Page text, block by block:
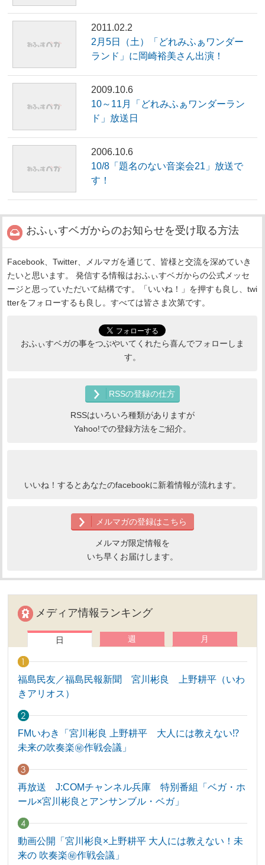
2011.02.2
2月5日（土）「どれみふぁワンダー
ランド」に岡崎裕美さん出演！
2009.10.6
10～11月「どれみふぁワンダーラン
ド」放送日
2006.10.6
10/8「題名のない音楽会21」放送で
す！
おふぃすベガからのお知らせを受け取る方法
Facebook、Twitter、メルマガを通じて、皆様と交流を深めていき
たいと思います。 発信する情報はおふぃすベガからの公式メッセ
ージと思っていただいて結構です。「いいね！」を押すも良し、twi
tterをフォローするも良し。すべては皆さま次第です。
おふぃすベガの事をつぶやいてくれたら喜んでフォローしま
す。
RSSの登録の仕方
RSSはいろいろ種類がありますが
Yahoo!での登録方法をご紹介。
いいね！するとあなたのfacebookに新着情報が流れます。
メルマガの登録はこちら
メルマガ限定情報を
いち早くお届けします。
メディア情報ランキング
日 週 月
福島民友／福島民報新聞 宮川彬良 上野耕平（いわ
きアリオス）
FMいわき「宮川彬良 上野耕平 大人には教えない⁉
未来の吹奏楽㊙作戦会議」
再放送 J:COMチャンネル兵庫 特別番組「ベガ・ホ
ール×宮川彬良とアンサンブル・ベガ」
動画公開「宮川彬良×上野耕平 大人には教えない！未
来の 吹奏楽㊙作戦会議」